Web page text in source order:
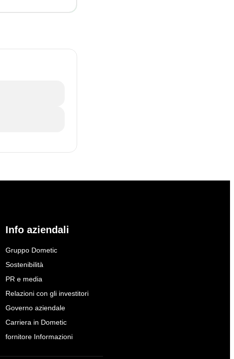
Info aziendali
Gruppo Dometic
Sostenibilità
PR e media
Relazioni con gli investitori
Governo aziendale
Carriera in Dometic
fornitore Informazioni